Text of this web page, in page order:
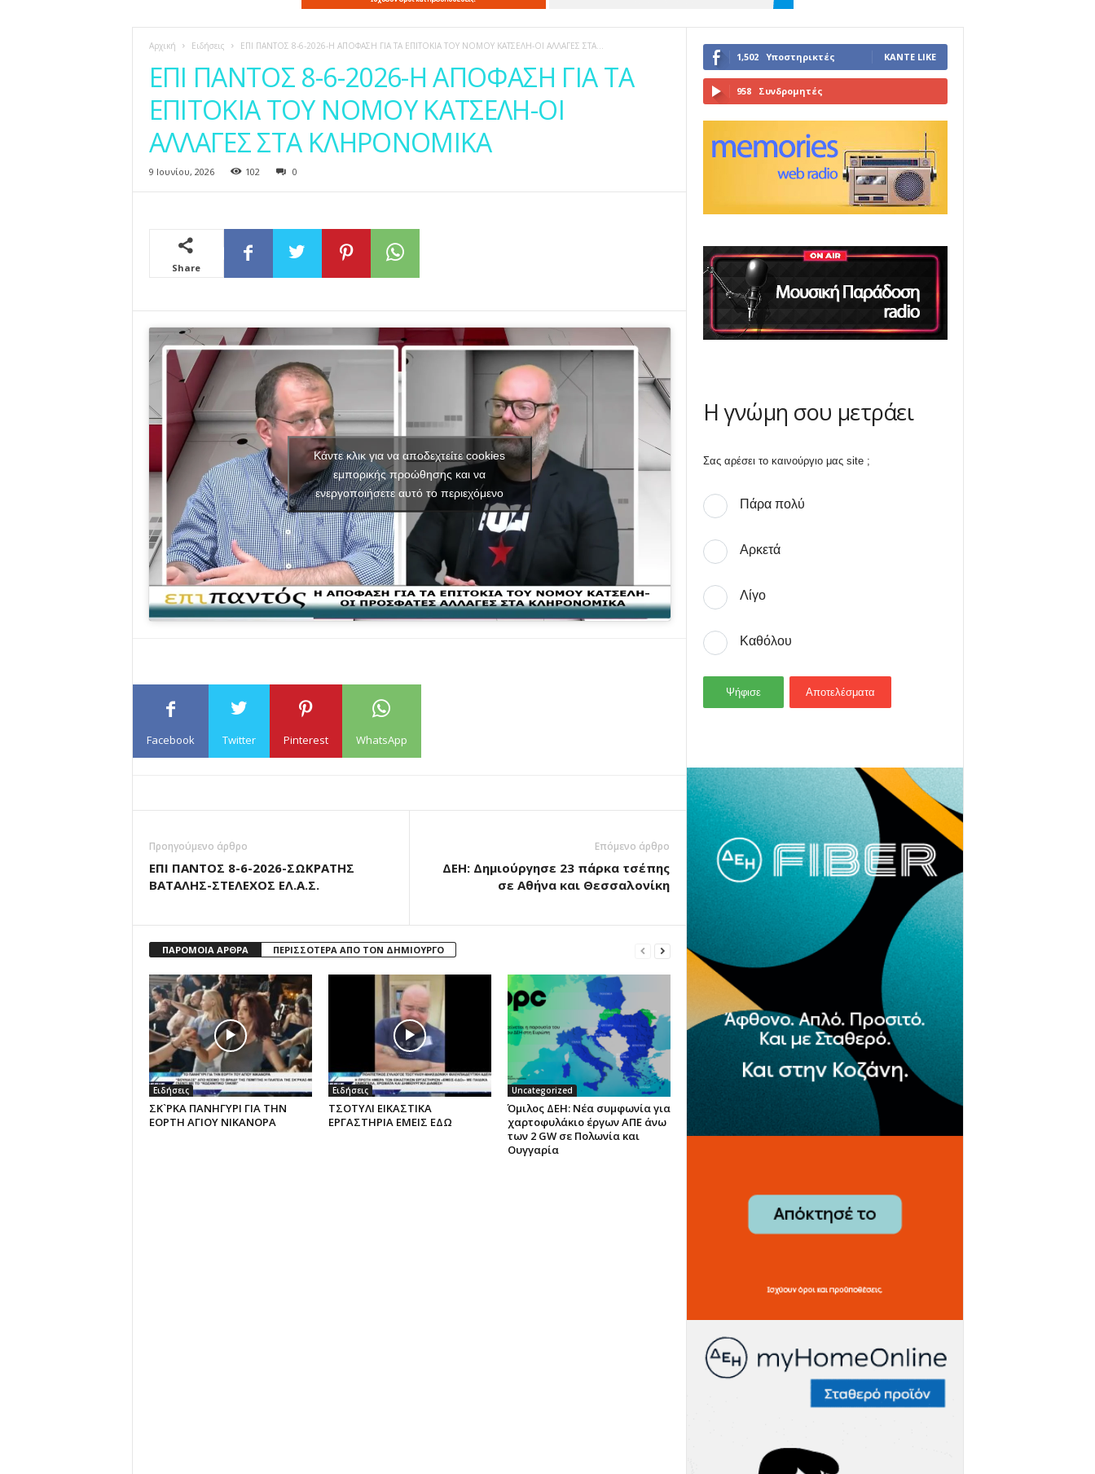
ς
Αρχική Ειδήσεις ΕΠΙ ΠΑΝΤΟΣ 8-6-2026-Η ΑΠΟΦΑΣΗ ΓΙΑ ΤΑ ΕΠΙΤΟΚΙΑ ΤΟΥ ΝΟΜΟΥ ΚΑΤΣΕΛΗ-ΟΙ ΑΛΛΑΓΕΣ ΣΤΑ...
ΕΠΙ ΠΑΝΤΟΣ 8-6-2026-Η ΑΠΟΦΑΣΗ ΓΙΑ ΤΑ
ΕΠΙΤΟΚΙΑ ΤΟΥ ΝΟΜΟΥ ΚΑΤΣΕΛΗ-ΟΙ
ΑΛΛΑΓΕΣ ΣΤΑ ΚΛΗΡΟΝΟΜΙΚΑ
9 Ιουνίου, 2026 102 0
Share
Κάντε κλικ για να αποδεχτείτε cookies
εμπορικής προώθησης και να
ενεργοποιήσετε αυτό το περιεχόμενο
Facebook Twitter Pinterest WhatsApp
Προηγούμενο άρθρο
ΕΠΙ ΠΑΝΤΟΣ 8-6-2026-ΣΩΚΡΑΤΗΣ
ΒΑΤΑΛΗΣ-ΣΤΕΛΕΧΟΣ ΕΛ.Α.Σ.
Επόμενο άρθρο
ΔΕΗ: Δημιούργησε 23 πάρκα τσέπης
σε Αθήνα και Θεσσαλονίκη
ΠΑΡΟΜΟΙΑ ΑΡΘΡΑ ΠΕΡΙΣΣΟΤΕΡΑ ΑΠΟ ΤΟΝ ΔΗΜΙΟΥΡΓΟ
Ειδήσεις
ΣΚ`ΡΚΑ ΠΑΝΗΓΥΡΙ ΓΙΑ ΤΗΝ
ΕΟΡΤΗ ΑΓΙΟΥ ΝΙΚΑΝΟΡΑ
Ειδήσεις
ΤΣΟΤΥΛΙ ΕΙΚΑΣΤΙΚΑ
ΕΡΓΑΣΤΗΡΙΑ ΕΜΕΙΣ ΕΔΩ
Uncategorized
Όμιλος ΔΕΗ: Νέα συμφωνία για
χαρτοφυλάκιο έργων ΑΠΕ άνω
των 2 GW σε Πολωνία και
Ουγγαρία
1,502 Υποστηρικτές ΚΆΝΤΕ LIKE
958 Συνδρομητές
ΓΊΝΕΤΕ ΣΥΝΔΡΟΜΗΤΉΣ
Η γνώμη σου μετράει
Σας αρέσει το καινούργιο μας site ;
Πάρα πολύ
Αρκετά
Λίγο
Καθόλου
Ψήφισε Αποτελέσματα
- Advertisement -